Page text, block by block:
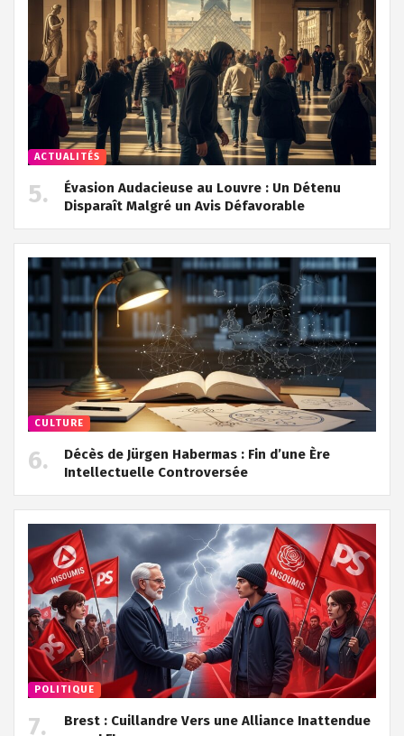
ACTUALITÉS
Évasion Audacieuse au Louvre : Un Détenu
Disparaît Malgré un Avis Défavorable
CULTURE
Décès de Jürgen Habermas : Fin d’une Ère
Intellectuelle Controversée
POLITIQUE
Brest : Cuillandre Vers une Alliance Inattendue